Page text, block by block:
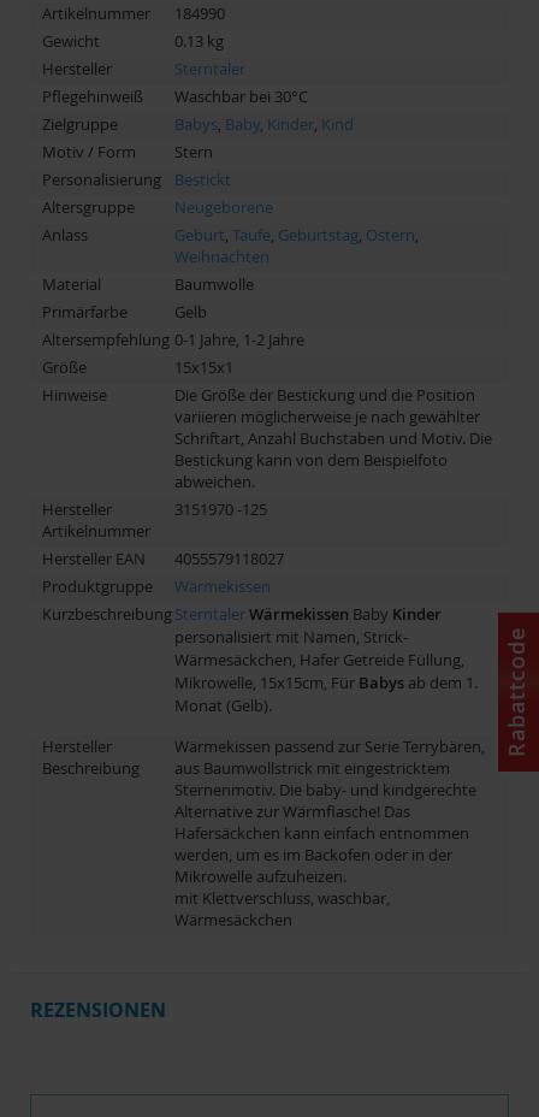
Artikelnummer
184990
Gewicht
0.13 kg
Hersteller
Sterntaler
Pflegehinweiß
Waschbar bei 30°C
Zielgruppe
Babys, Baby, Kinder, Kind
Motiv / Form
Stern
Personalisierung
Bestickt
Altersgruppe
Neugeborene
Anlass
Geburt, Taufe, Geburtstag, Ostern,
Weihnachten
Material
Baumwolle
Primärfarbe
Gelb
Altersempfehlung 0-1 Jahre, 1-2 Jahre
Größe
15x15x1
Hinweise
Die Größe der Bestickung und die Position
variieren möglicherweise je nach gewählter
Schriftart, Anzahl Buchstaben und Motiv. Die
Bestickung kann von dem Beispielfoto
abweichen.
Hersteller
Artikelnummer
3151970 -125
Hersteller EAN
4055579118027
Produktgruppe
Wärmekissen
KurzbeschreibungSterntalerWärmekissen Baby Kinder
personalisiert mit Namen, Strick-
Wärmesäckchen, Hafer Getreide Füllung,
Mikrowelle, 15x15cm, Für Babys ab dem 1.
Monat (Gelb).
Hersteller
Beschreibung
Wärmekissen passend zur Serie Terrybären,
aus Baumwollstrick mit eingestricktem
Sternenmotiv. Die baby- und kindgerechte
Alternative zur Wärmflasche! Das
Hafersäckchen kann einfach entnommen
werden, um es im Backofen oder in der
Mikrowelle aufzuheizen.
mit Klettverschluss, waschbar,
Wärmesäckchen
REZENSIONEN
Rabattcode